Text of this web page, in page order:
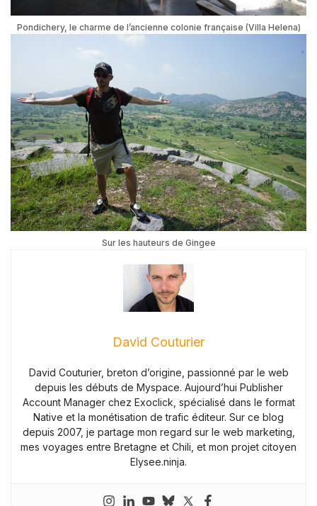
Pondichery, le charme de l’ancienne colonie française (Villa Helena)
Sur les hauteurs de Gingee
David Couturier
David Couturier, breton d’origine, passionné par le web
depuis les débuts de Myspace. Aujourd’hui Publisher
Account Manager chez Exoclick, spécialisé dans le format
Native et la monétisation de trafic éditeur. Sur ce blog
depuis 2007, je partage mon regard sur le web marketing,
mes voyages entre Bretagne et Chili, et mon projet citoyen
Elysee.ninja.
SO
E
FR
AN
ÇAI
SES
M
o
d
e
r
ni
s
e
v
o
tr
e
t
él
é